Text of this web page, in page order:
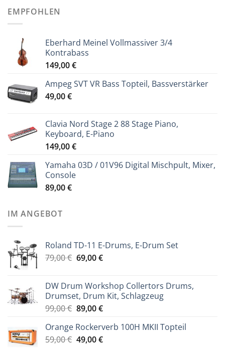
EMPFOHLEN
Eberhard Meinel Vollmassiver 3/4
Kontrabass
149,00€
Ampeg SVT VR Bass Topteil, Bassverstärker
49,00€
Clavia Nord Stage 2 88 Stage Piano,
Keyboard, E-Piano
149,00€
Yamaha 03D / 01V96 Digital Mischpult, Mixer,
Console
89,00€
IM ANGEBOT
Roland TD-11 E-Drums, E-Drum Set
79,00€ Ursprünglicher
79,00 €
69,00€Aktueller
69,00 €.
DW Drum Workshop Collertors Drums,
Drumset, Drum Kit, Schlagzeug
99,00€ Ursprünglicher
war:
99,00 €
89,00€Aktueller
ist:
89,00 €.
Orange Rockerverb 100H MKII Topteil
59,00€ Ursprünglicher
49,00€Aktueller